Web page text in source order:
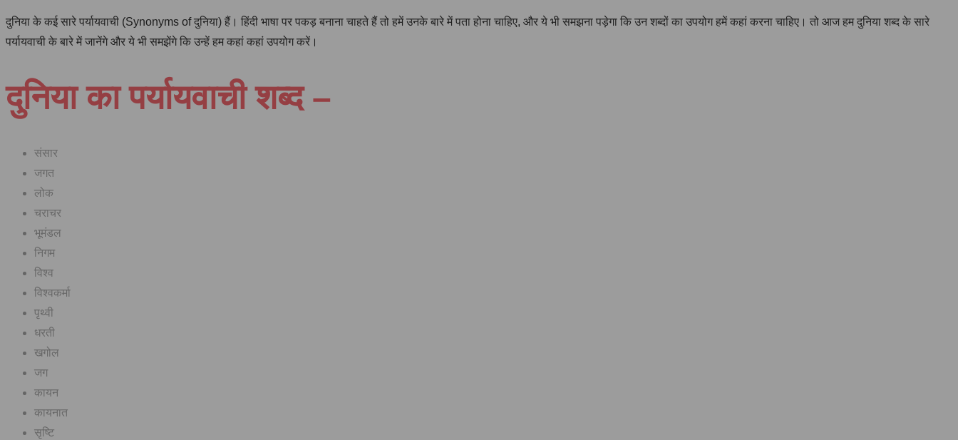
दुनिया के कई सारे पर्यायवाची (Synonyms of दुनिया) हैं। हिंदी भाषा पर पकड़ बनाना चाहते हैं तो हमें उनके बारे में पता होना चाहिए, और ये भी समझना पड़ेगा कि उन शब्दों का उपयोग हमें कहां करना चाहिए। तो आज हम दुनिया शब्द के सारे
पर्यायवाची के बारे में जानेंगे और ये भी समझेंगे कि उन्हें हम कहां कहां उपयोग करें।
दुनिया का पर्यायवाची शब्द –
संसार
जगत
लोक
चराचर
भूमंडल
निगम
विश्व
विश्वकर्मा
पृथ्वी
धरती
खगोल
जग
कायन
कायनात
सृष्टि